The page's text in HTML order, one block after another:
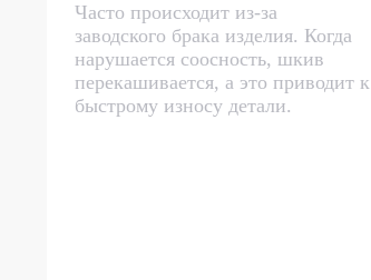
Часто происходит из-за
заводского брака изделия. Когда
нарушается соосность, шкив
перекашивается, а это приводит к
быстрому износу детали.